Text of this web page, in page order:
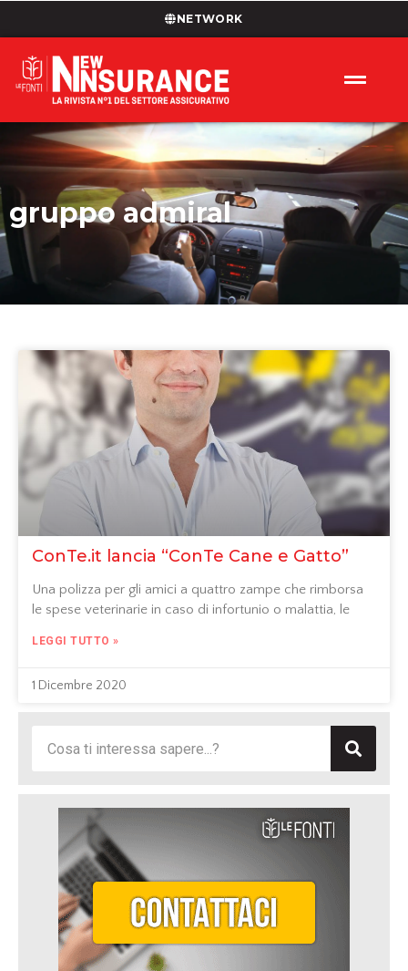
NETWORK
gruppo admiral
ConTe.it lancia “ConTe Cane e Gatto”
Una polizza per gli amici a quattro zampe che rimborsa
le spese veterinarie in caso di infortunio o malattia, le
LEGGI TUTTO »
1 Dicembre 2020